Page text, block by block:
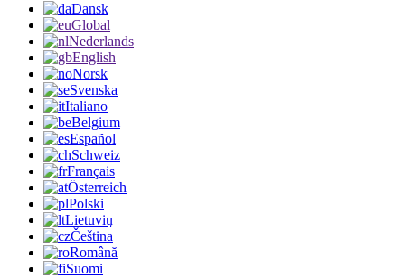
Dansk
Global
Nederlands
English
Norsk
Svenska
Italiano
Belgium
Español
Schweiz
Français
Österreich
Polski
Lietuvių
Čeština
Română
Suomi